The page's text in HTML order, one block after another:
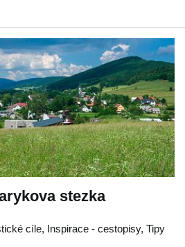
stezka
cíle, Inspirace - cestopisy, Tipy